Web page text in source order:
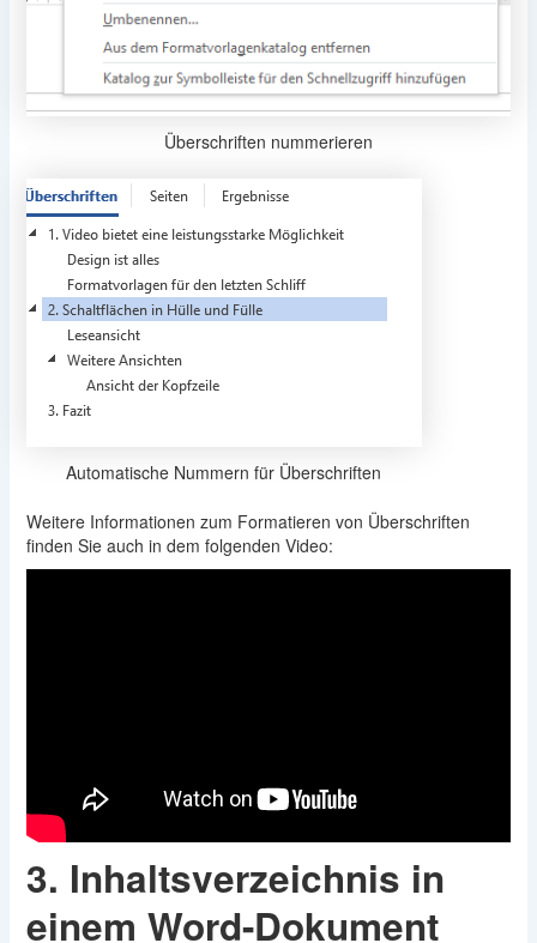
Überschriften nummerieren
Automatische Nummern für Überschriften
Weitere Informationen zum Formatieren von Überschriften
finden Sie auch in dem folgenden Video:
3. Inhaltsverzeichnis in
einem Word-Dokument